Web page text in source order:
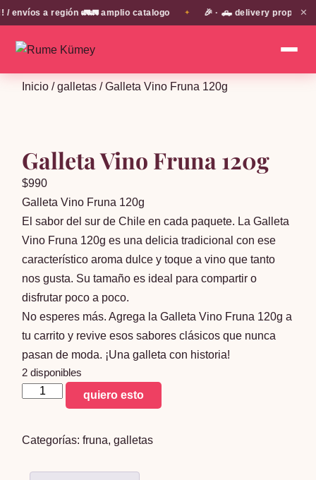
envíos a región 🚛🚛 amplio catalogo 🎉 · 🛻 delivery propio en
✕
Inicio /galletas / Galleta Vino Fruna 120g
Galleta Vino Fruna 120g
$990
Galleta Vino Fruna 120g
El sabor del sur de Chile en cada paquete. La Galleta
Vino Fruna 120g es una delicia tradicional con ese
característico aroma dulce y toque a vino que tanto
nos gusta. Su tamaño es ideal para compartir o
disfrutar poco a poco.
No esperes más. Agrega la Galleta Vino Fruna 120g a
tu carrito y revive esos sabores clásicos que nunca
pasan de moda. ¡Una galleta con historia!
2 disponibles
Galleta
120g
quiero esto
Categorías:fruna,galletas